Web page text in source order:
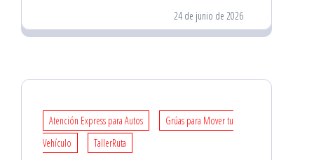
24 de junio de 2026
Atención Express para Autos
Grúas para Mover tu
Vehículo
TallerRuta